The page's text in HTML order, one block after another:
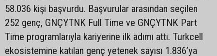
58.036 kişi başvurdu. Başvurular arasından seçilen
252 genç, GNÇYTNK Full Time ve GNÇYTNK Part
Time programlarıyla kariyerine ilk adımı attı. Turkcell
ekosistemine katılan genç yetenek sayısı 1.836’ya